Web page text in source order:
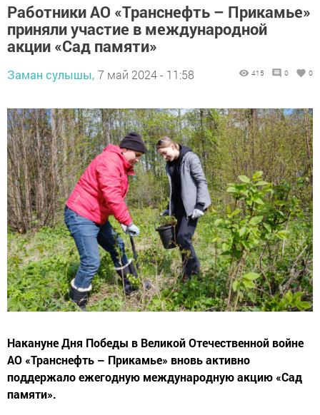
Работники АО «Транснефть – Прикамье»
приняли участие в международной
акции «Сад памяти»
Заман сулышы, 7 май 2024 - 11:58 415 0 0
Накануне Дня Победы в Великой Отечественной войне
АО «Транснефть – Прикамье» вновь активно
поддержало ежегодную международную акцию «Сад
памяти».